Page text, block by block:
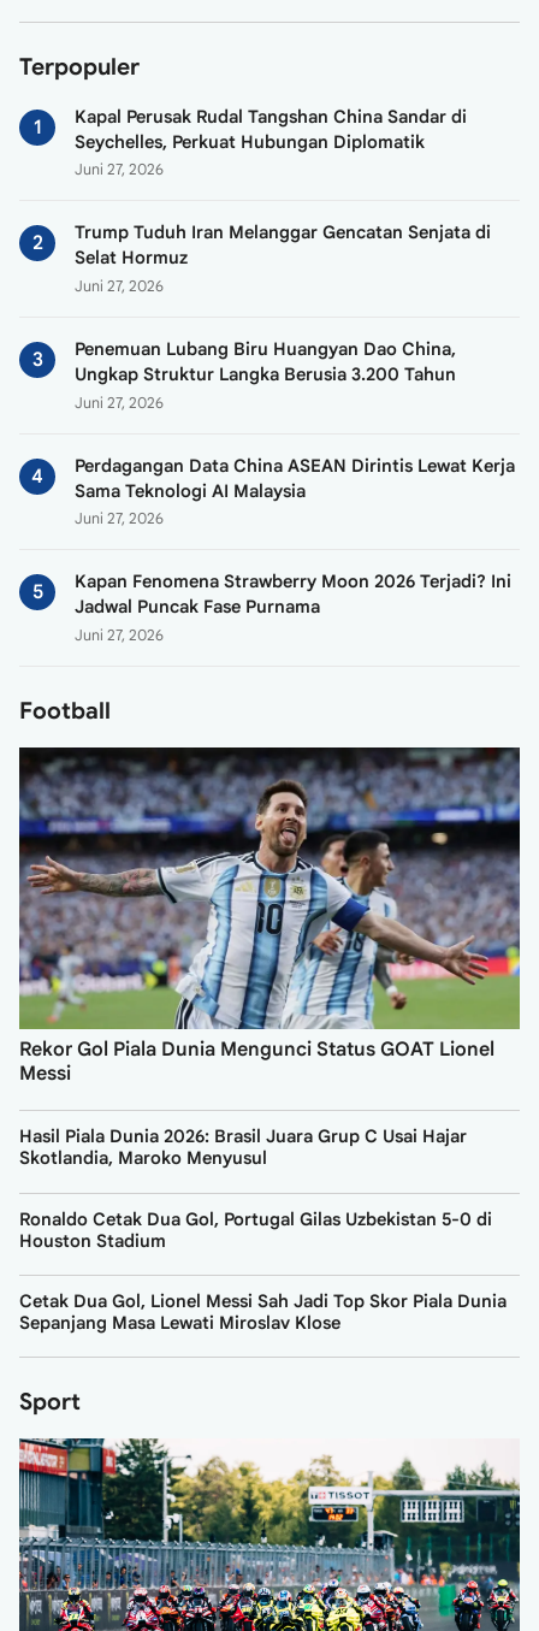
Terpopuler
Kapal Perusak Rudal Tangshan China Sandar di
Seychelles, Perkuat Hubungan Diplomatik
Juni 27, 2026
Trump Tuduh Iran Melanggar Gencatan Senjata di
Selat Hormuz
Juni 27, 2026
Penemuan Lubang Biru Huangyan Dao China,
Ungkap Struktur Langka Berusia 3.200 Tahun
Juni 27, 2026
Perdagangan Data China ASEAN Dirintis Lewat Kerja
Sama Teknologi AI Malaysia
Juni 27, 2026
Kapan Fenomena Strawberry Moon 2026 Terjadi? Ini
Jadwal Puncak Fase Purnama
Juni 27, 2026
Football
Rekor Gol Piala Dunia Mengunci Status GOAT Lionel
Messi
Hasil Piala Dunia 2026: Brasil Juara Grup C Usai Hajar
Skotlandia, Maroko Menyusul
Ronaldo Cetak Dua Gol, Portugal Gilas Uzbekistan 5-0 di
Houston Stadium
Cetak Dua Gol, Lionel Messi Sah Jadi Top Skor Piala Dunia
Sepanjang Masa Lewati Miroslav Klose
Sport